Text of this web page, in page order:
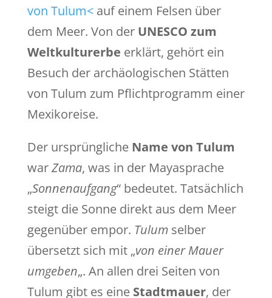
von Tulum< auf einem Felsen über
dem Meer. Von der UNESCO zum
Weltkulturerbe erklärt, gehört ein
Besuch der archäologischen Stätten
von Tulum zum Pflichtprogramm einer
Mexikoreise.
Der ursprüngliche Name von Tulum
warZama, was in der Mayasprache
„Sonnenaufgang“ bedeutet. Tatsächlich
steigt die Sonne direkt aus dem Meer
gegenüber empor. Tulumselber
übersetzt sich mit „von einer Mauer
umgeben„. An allen drei Seiten von
Tulum gibt es eine Stadtmauer, der